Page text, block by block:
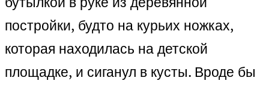
постройки, будто на курьих ножках,
которая находилась на детской
площадке, и сиганул в кусты. Вроде бы